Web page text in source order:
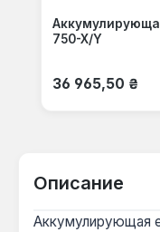
750-X/Y
Обычная цена:
36 965,50 ₴
Описание
Аккумулирующая